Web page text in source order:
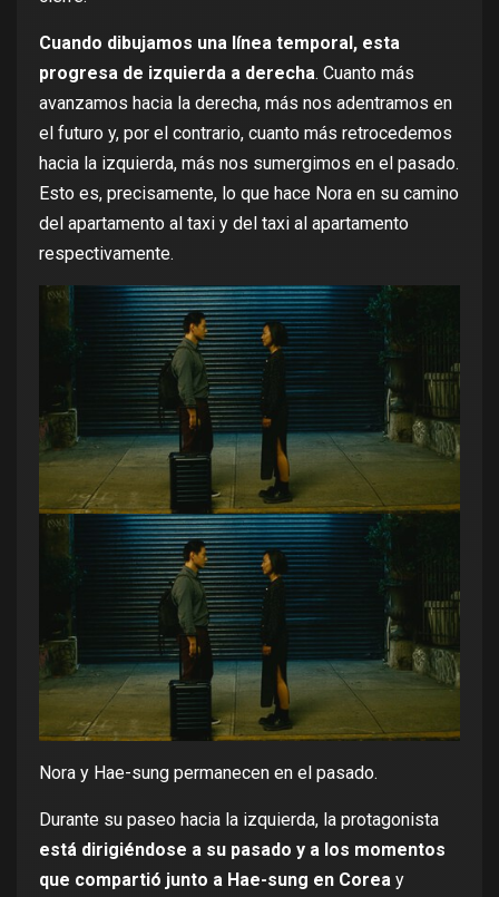
Cuando dibujamos una línea temporal, esta
progresa de izquierda a derecha. Cuanto más
avanzamos hacia la derecha, más nos adentramos en
el futuro y, por el contrario, cuanto más retrocedemos
hacia la izquierda, más nos sumergimos en el pasado.
Esto es, precisamente, lo que hace Nora en su camino
del apartamento al taxi y del taxi al apartamento
respectivamente.
Nora y Hae-sung permanecen en el pasado.
Durante su paseo hacia la izquierda, la protagonista
está dirigiéndose a su pasado y a los momentos
que compartió junto a Hae-sung en Corea y